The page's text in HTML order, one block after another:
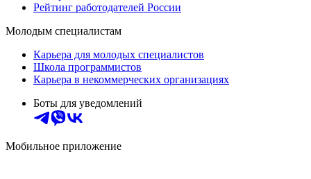
Рейтинг работодателей России
Молодым специалистам
Карьера для молодых специалистов
Школа программистов
Карьера в некоммерческих организациях
Боты для уведомлений
Мобильное приложение